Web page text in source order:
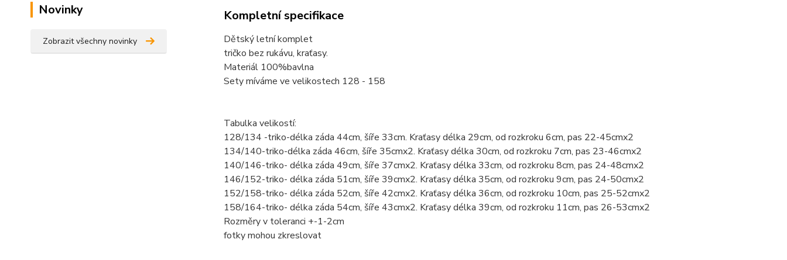
Novinky
Zobrazit všechny novinky
Kompletní specifikace
Dětský letní komplet
tričko bez rukávu, kraťasy.
Materiál 100%bavlna
Sety míváme ve velikostech 128 - 158
Tabulka velikostí:
128/134 -triko-délka záda 44cm, šíře 33cm. Kraťasy délka 29cm, od rozkroku 6cm, pas 22-45cmx2
134/140-triko-délka záda 46cm, šíře 35cmx2. Kraťasy délka 30cm, od rozkroku 7cm, pas 23-46cmx2
140/146-triko- délka záda 49cm, šíře 37cmx2. Kraťasy délka 33cm, od rozkroku 8cm, pas 24-48cmx2
146/152-triko- délka záda 51cm, šíře 39cmx2. Kraťasy délka 35cm, od rozkroku 9cm, pas 24-50cmx2
152/158-triko- délka záda 52cm, šíře 42cmx2. Kraťasy délka 36cm, od rozkroku 10cm, pas 25-52cmx2
158/164-triko- délka záda 54cm, šíře 43cmx2. Kraťasy délka 39cm, od rozkroku 11cm, pas 26-53cmx2
Rozměry v toleranci +-1-2cm
fotky mohou zkreslovat